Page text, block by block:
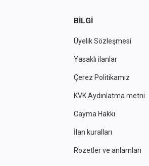
BILGI
Üyelik Sözleşmesi
Yasaklı ilanlar
Çerez Politikamız
KVK Aydınlatma metni
Cayma Hakkı
İlan kuralları
Rozetler ve anlamları